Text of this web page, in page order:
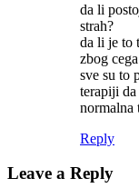
da li
strah?
da li je to
zbog
sve su to
terapiji
normalna
Reply
Leave a Reply